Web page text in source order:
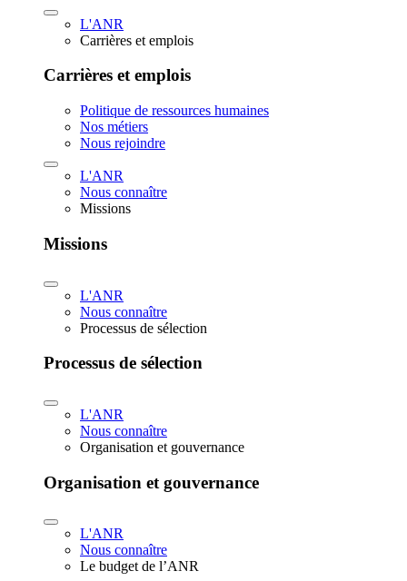
L'ANR
Carrières et emplois
Carrières et emplois
Politique de ressources humaines
Nos métiers
Nous rejoindre
L'ANR
Nous connaître
Missions
Missions
L'ANR
Nous connaître
Processus de sélection
Processus de sélection
L'ANR
Nous connaître
Organisation et gouvernance
Organisation et gouvernance
L'ANR
Nous connaître
Le budget de l’ANR